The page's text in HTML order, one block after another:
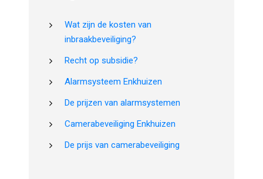
Wat zijn de kosten van
inbraakbeveiliging?
Recht op subsidie?
Alarmsysteem Enkhuizen
De prijzen van alarmsystemen
Camerabeveiliging Enkhuizen
De prijs van camerabeveiliging